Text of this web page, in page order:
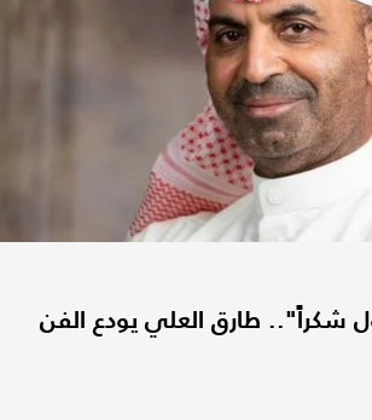
شكراً".. طارق العلي يودع الفن